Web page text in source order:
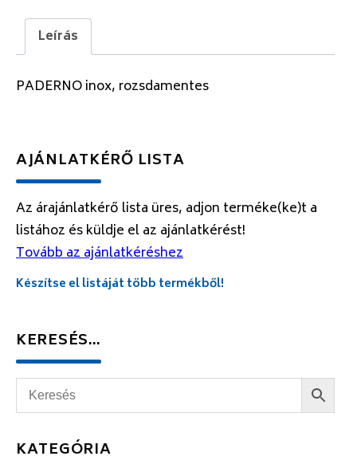
Leírás
PADERNO inox, rozsdamentes
AJÁNLATKÉRŐ LISTA
Az árajánlatkérő lista üres, adjon terméke(ke)t a
listához és küldje el az ajánlatkérést!
Tovább az ajánlatkéréshez
Készítse el listáját több termékből!
KERESÉS…
KATEGÓRIA